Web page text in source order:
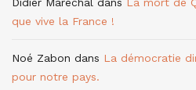
que vive la France !
Noé Zabon dans La démocratie
pour notre pays.